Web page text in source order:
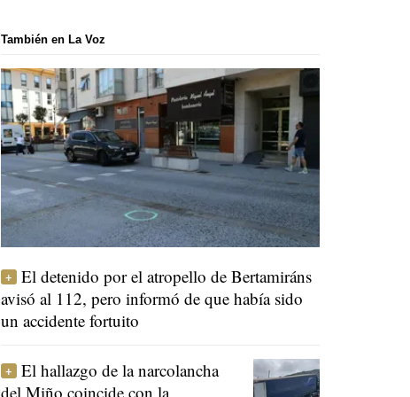
También en La Voz
El detenido por el atropello de Bertamiráns
avisó al 112, pero informó de que había sido
un accidente fortuito
El hallazgo de la narcolancha
del Miño coincide con la